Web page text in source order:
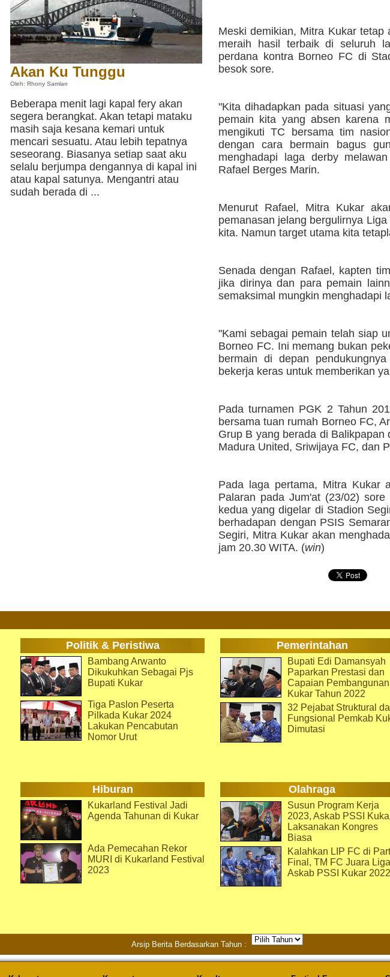
Akan Ku Tunggu
Oleh: Rhony Samlan
Beberapa menit lagi kapal fery akan
segera berangkat. Akan tetapi mataku
masih saja kesana kemari untuk
mencari sesuatu. Atau lebih tepatnya
seseorang. Biasanya setiap saat aku
selalu berjumpa dengannya di kapal ini
atau kapal satunya. Mengantri atau
sudah berada di ...
Meski demikian, Mitra Kukar
meraih hasil terbaik di seluruh
perdana kontra Borneo FC di
besok sore.
"Kita dihadapkan pada situasi
pemain kita yang absen karena
mengikuti TC bersama tim
dengan cara bermain bagus
menghadapi laga derby
Rafael Berges Marin.
Menurut Rafael, Mitra Kukar
pemanasan jelang bergulirnya
kita. Namun target utama kita
Senada dengan Rafael, kapten
jika dirinya dan para pemain
semaksimal mungkin menghadapi
"Kami sebagai pemain telah siap
Borneo FC. Ini memang bukan
bermain di depan
bekerja keras untuk memberikan
Pada turnamen PGK 2 Tahun
bersama tuan rumah Borneo FC,
Grup B yang berada di
Madura United, Sriwijaya FC, dan
Pada laga pertama, Mitra Kukar
Palaran pada Jum'at (23/02)
kedua yang digelar di Stadion
berhadapan dengan PSIS
Segiri, Mitra Kukar akan
jam 20.30 WITA. (win)
Politik & Peristiwa Pemerintahan
Bambang Arwanto
Dikukuhkan Sebagai Pjs
Bupati Kukar
Tiga Paslon Peserta
Pilkada Kukar 2024
Lakukan Pencabutan
Nomor Urut
Bupati Edi Damansyah
Paparkan Prestasi dan
Capaian Pembangunan
Kukar Tahun 2022
32 Pejabat Struktural
Fungsional Pemkab
Dimutasi
Hiburan Olahraga
Kukarland Festival Jadi
Agenda Tahunan di Kukar
Ada Pemecahan Rekor
MURI di Kukarland Festival
2023
Susun Program Kerja
2023, Askab PSSI
Laksanakan Kongres
Biasa
Kalahkan LIP FC di
Final, TM FC Juara
Askab PSSI Kukar 2022
Arsip Berita Berdasarkan Tahun :